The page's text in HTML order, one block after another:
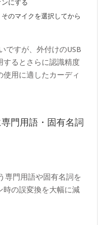
ンにする
のマイクを選択してから
ですが、外付けのUSB
するとさらに認識精度
用に適したカーディ
門用語・固有名詞
専門用語や固有名詞を
時の誤変換を大幅に減